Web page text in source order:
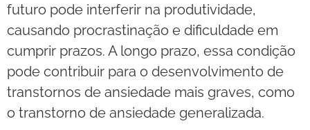
futuro pode interferir na produtividade,
causando procrastinação e dificuldade em
cumprir prazos. A longo prazo, essa condição
pode contribuir para o desenvolvimento de
transtornos de ansiedade mais graves, como
o transtorno de ansiedade generalizada.